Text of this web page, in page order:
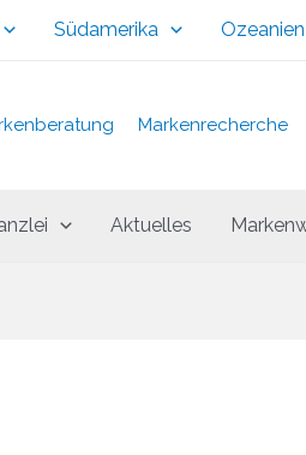
Südamerika Ozeanien
Markenrecherche
Aktuelles